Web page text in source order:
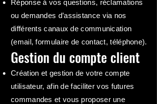
Réponse à vos questions, réclamations
ou demandes d’assistance via nos
différents canaux de communication
(email, formulaire de contact, téléphone).
Gestion du compte client
Création et gestion de votre compte
utilisateur, afin de faciliter vos futures
commandes et vous proposer une